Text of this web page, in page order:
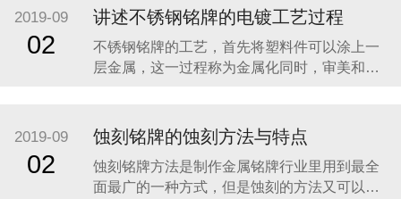
观、线条清晰、深度合适、底面平整、色彩饱
满、拉丝均匀、表面色泽一致等特点。下面介
绍一下不锈钢铭牌的相关知识。 不锈钢是一
2019-09
02
讲述不锈钢铭牌的电镀工艺过程
不锈钢铭牌的工艺，首先将塑料件可以涂上一
层金属，这一过程称为金属化同时，审美和机
电性，这是不塑性的本质特征，往往是通过金
属化。金属塑料部件类似的应用程序使用金属
镀零件，但往往在体重较低，具有较高的耐腐
蚀性，虽然不是在
2019-09
02
蚀刻铭牌的蚀刻方法与特点
蚀刻铭牌方法是制作金属铭牌行业里用到最全
面最广的一种方式，但是蚀刻的方法又可以分